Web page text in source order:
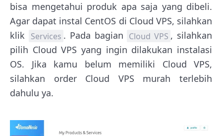
bisa mengetahui produk apa saja yang dibeli.
Agar dapat instal CentOS di Cloud VPS, silahkan
klik Services . Pada bagian Cloud VPS , silahkan
pilih Cloud VPS yang ingin dilakukan instalasi
OS. Jika kamu belum memiliki Cloud VPS,
silahkan order Cloud VPS murah terlebih
dahulu ya.